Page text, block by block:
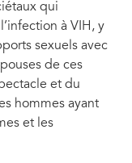
qui
à VIH, y
sexuels avec
de ces
et du
hommes ayant
et les